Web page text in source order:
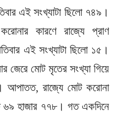
এই সংখ্যাটা ছিলো ৭৪৯।
কারণে রাজ্যে প্রাণ
এই সংখ্যাটা ছিলো ১৫।
জেরে মোট মৃতের সংখ্যা গিয়ে
আপাতত, রাজ্যে মোট করোনা
৬৯ হাজার ৭৭৮। গত একদিনে